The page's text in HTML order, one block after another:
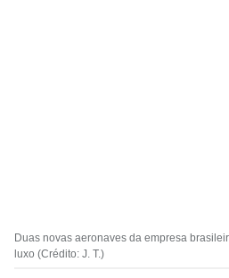
Duas novas aeronaves da empresa
luxo (Crédito: J. T.)